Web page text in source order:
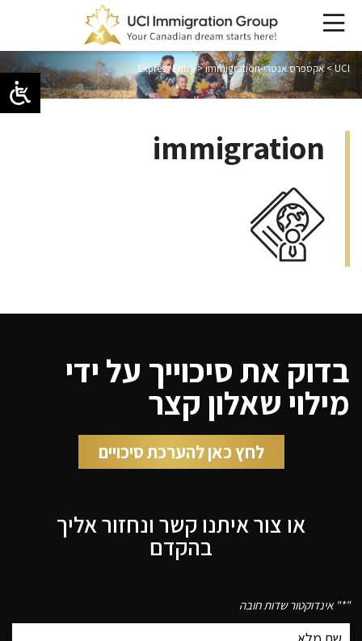
UCI
>אקספרס אנטרי-Express Entry >immigration
immigration
בדוק את סיכוייך על ידי
מילוי שאלון קצר
לחץ כאן להערכת סיכויים
או צור איתנו קשר ונחזור אליך
בהקדם
"
*" אינדוקטור שדות חובה